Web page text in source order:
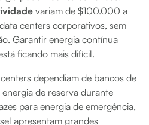
variam de $100.000 a
centers corporativos, sem
Garantir energia contínua
ficando mais difícil.
dependiam de bancos de
de reserva durante
para energia de emergência,
apresentam grandes